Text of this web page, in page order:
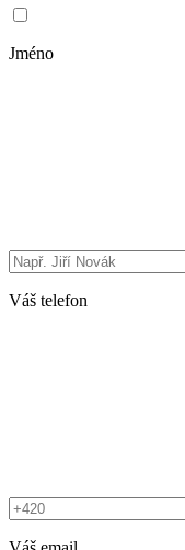
Jméno
Váš telefon